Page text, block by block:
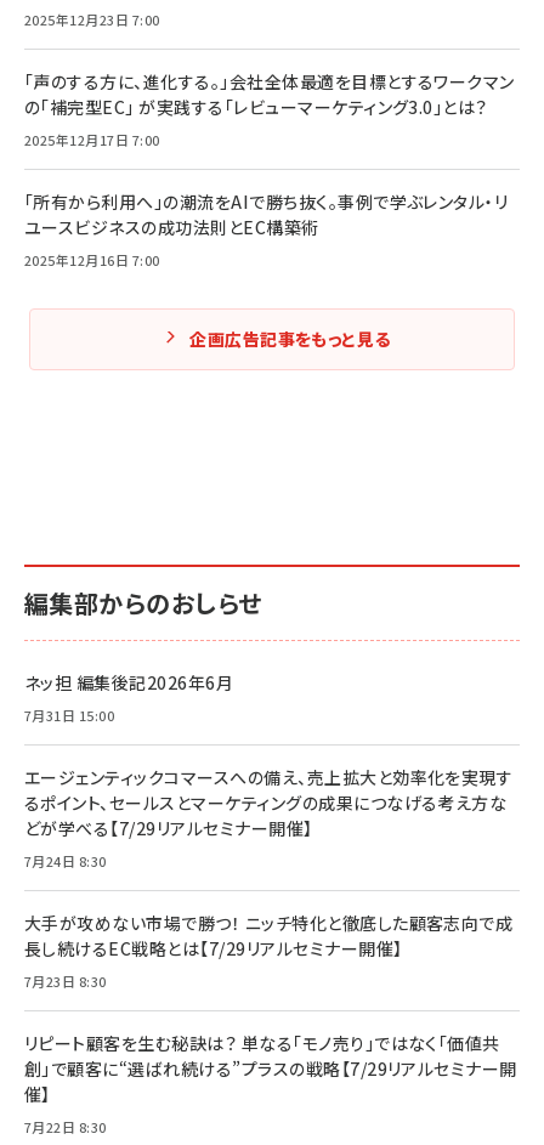
2025年12月23日 7:00
「声のする方に、進化する。」会社全体最適を目標とするワークマン
の「補完型EC」 が実践する「レビューマーケティング3.0」とは？
2025年12月17日 7:00
「所有から利用へ」の潮流をAIで勝ち抜く。事例で学ぶレンタル・リ
ユースビジネスの成功法則とEC構築術
2025年12月16日 7:00
企画広告記事をもっと見る
編集部からのおしらせ
ネッ担 編集後記2026年6月
7月31日 15:00
エージェンティックコマースへの備え、売上拡大と効率化を実現す
るポイント、セールスとマーケティングの成果につなげる考え方な
どが学べる【7/29リアルセミナー開催】
7月24日 8:30
大手が攻めない市場で勝つ！ ニッチ特化と徹底した顧客志向で成
長し続けるEC戦略とは【7/29リアルセミナー開催】
7月23日 8:30
リピート顧客を生む秘訣は？ 単なる「モノ売り」ではなく「価値共
創」で顧客に“選ばれ続ける”プラスの戦略【7/29リアルセミナー開
催】
7月22日 8:30